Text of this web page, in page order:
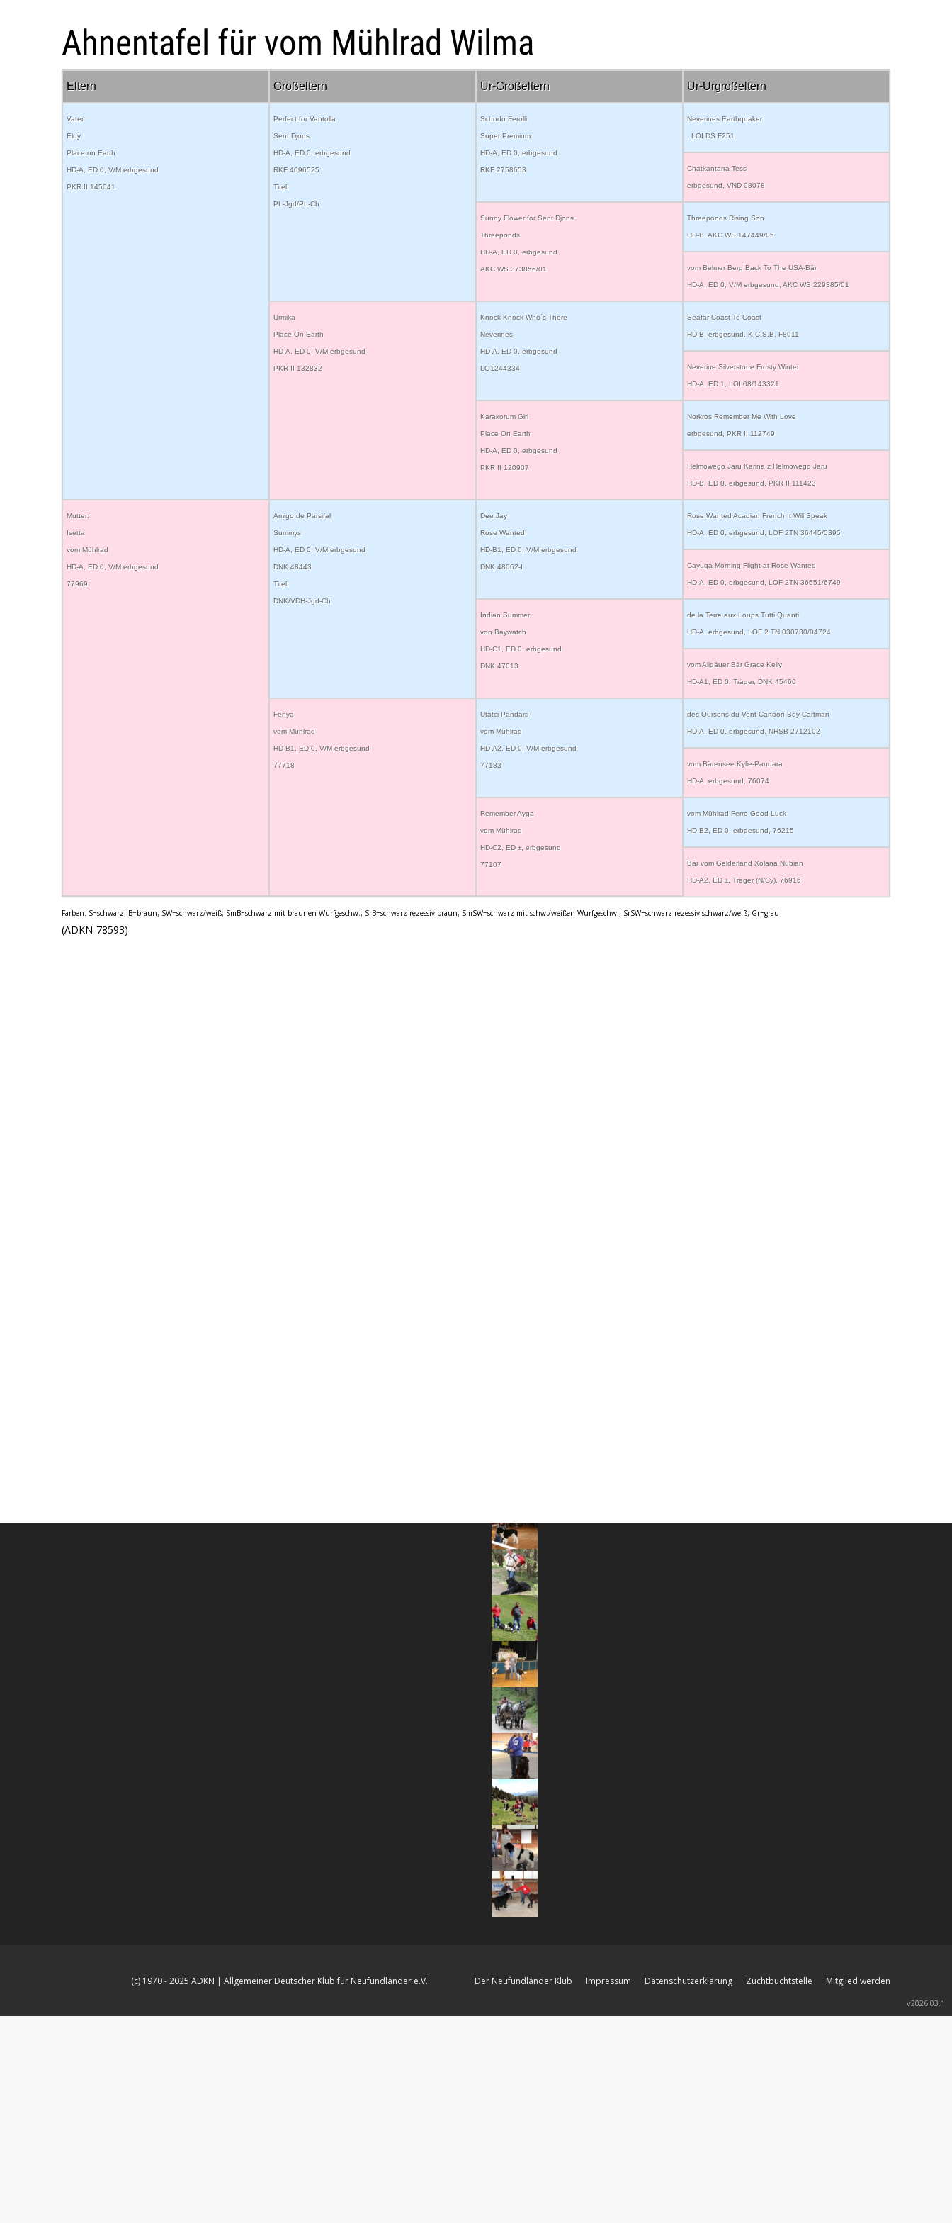
Ahnentafel für vom Mühlrad Wilma
Eltern Großeltern Ur-Großeltern Ur-Urgroßeltern
Vater:
Eloy
Place on Earth
HD-A, ED 0, V/M erbgesund
PKR.II 145041
Perfect for Vantolla
Sent Djons
HD-A, ED 0, erbgesund
RKF 4096525
Titel:
PL-Jgd/PL-Ch
Schodo Ferolli
Super Premium
HD-A, ED 0, erbgesund
RKF 2758653
Neverines Earthquaker
, LOI DS F251
Chatkantarra Tess
erbgesund, VND 08078
Sunny Flower for Sent Djons
Threeponds
HD-A, ED 0, erbgesund
AKC WS 373856/01
Threeponds Rising Son
HD-B, AKC WS 147449/05
vom Belmer Berg Back To The USA-Bär
HD-A, ED 0, V/M erbgesund, AKC WS 229385/01
Urmika
Place On Earth
HD-A, ED 0, V/M erbgesund
PKR II 132832
Knock Knock Who´s There
Neverines
HD-A, ED 0, erbgesund
LO1244334
Seafar Coast To Coast
HD-B, erbgesund, K.C.S.B. F8911
Neverine Silverstone Frosty Winter
HD-A, ED 1, LOI 08/143321
Karakorum Girl
Place On Earth
HD-A, ED 0, erbgesund
PKR II 120907
Norkros Remember Me With Love
erbgesund, PKR II 112749
Helmowego Jaru Karina z Helmowego Jaru
HD-B, ED 0, erbgesund, PKR II 111423
Mutter:
Isetta
vom Mühlrad
HD-A, ED 0, V/M erbgesund
77969
Amigo de Parsifal
Summys
HD-A, ED 0, V/M erbgesund
DNK 48443
Titel:
DNK/VDH-Jgd-Ch
Dee Jay
Rose Wanted
HD-B1, ED 0, V/M erbgesund
DNK 48062-I
Rose Wanted Acadian French It Will Speak
HD-A, ED 0, erbgesund, LOF 2TN 36445/5395
Cayuga Morning Flight at Rose Wanted
HD-A, ED 0, erbgesund, LOF 2TN 36651/6749
Indian Summer
von Baywatch
HD-C1, ED 0, erbgesund
DNK 47013
de la Terre aux Loups Tutti Quanti
HD-A, erbgesund, LOF 2 TN 030730/04724
vom Allgäuer Bär Grace Kelly
HD-A1, ED 0, Träger, DNK 45460
Fenya
vom Mühlrad
HD-B1, ED 0, V/M erbgesund
77718
Utatci Pandaro
vom Mühlrad
HD-A2, ED 0, V/M erbgesund
77183
des Oursons du Vent Cartoon Boy Cartman
HD-A, ED 0, erbgesund, NHSB 2712102
vom Bärensee Kylie-Pandara
HD-A, erbgesund, 76074
Remember Ayga
vom Mühlrad
HD-C2, ED ±, erbgesund
77107
vom Mühlrad Ferro Good Luck
HD-B2, ED 0, erbgesund, 76215
Bär vom Gelderland Xolana Nubian
HD-A2, ED ±, Träger (N/Cy), 76916
Farben: S=schwarz; B=braun; SW=schwarz/weiß; SmB=schwarz mit braunen Wurfgeschw.; SrB=schwarz rezessiv braun; SmSW=schwarz mit schw./weißen Wurfgeschw.; SrSW=schwarz rezessiv schwarz/weiß; Gr=grau
(ADKN-78593)
(c) 1970 - 2025 ADKN | Allgemeiner Deutscher Klub für Neufundländer e.V. Der Neufundländer Klub Impressum Datenschutzerklärung Zuchtbuchtstelle Mitglied werden
v2026.03.1